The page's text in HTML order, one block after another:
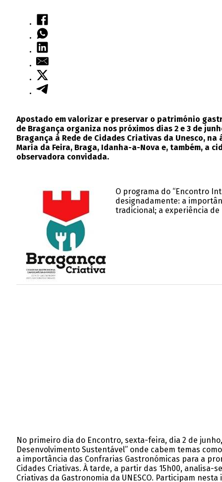
Apostado em valorizar e preservar o património
de Bragança organiza nos próximos dias 2 e 3 de
Bragança à Rede de Cidades Criativas da Unesco,
Maria da Feira, Braga, Idanha-a-Nova e, também, a
observadora convidada.
O programa do “Encontro
designadamente: a
tradicional; a experiência de
No primeiro dia do Encontro, sexta-feira, dia 2 de
Desenvolvimento Sustentável” onde cabem temas
a importância das Confrarias Gastronómicas para a
Cidades Criativas. À tarde, a partir das 15h00,
Criativas da Gastronomia da UNESCO. Participam